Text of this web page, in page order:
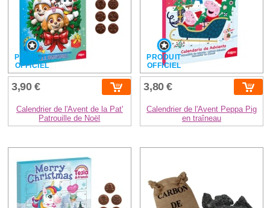
PRODUIT
OFFICIEL
3,90 €
Calendrier de l'Avent de la Pat'
Patrouille de Noël
PRODUIT
OFFICIEL
3,80 €
Calendrier de l'Avent Peppa Pig
en traîneau